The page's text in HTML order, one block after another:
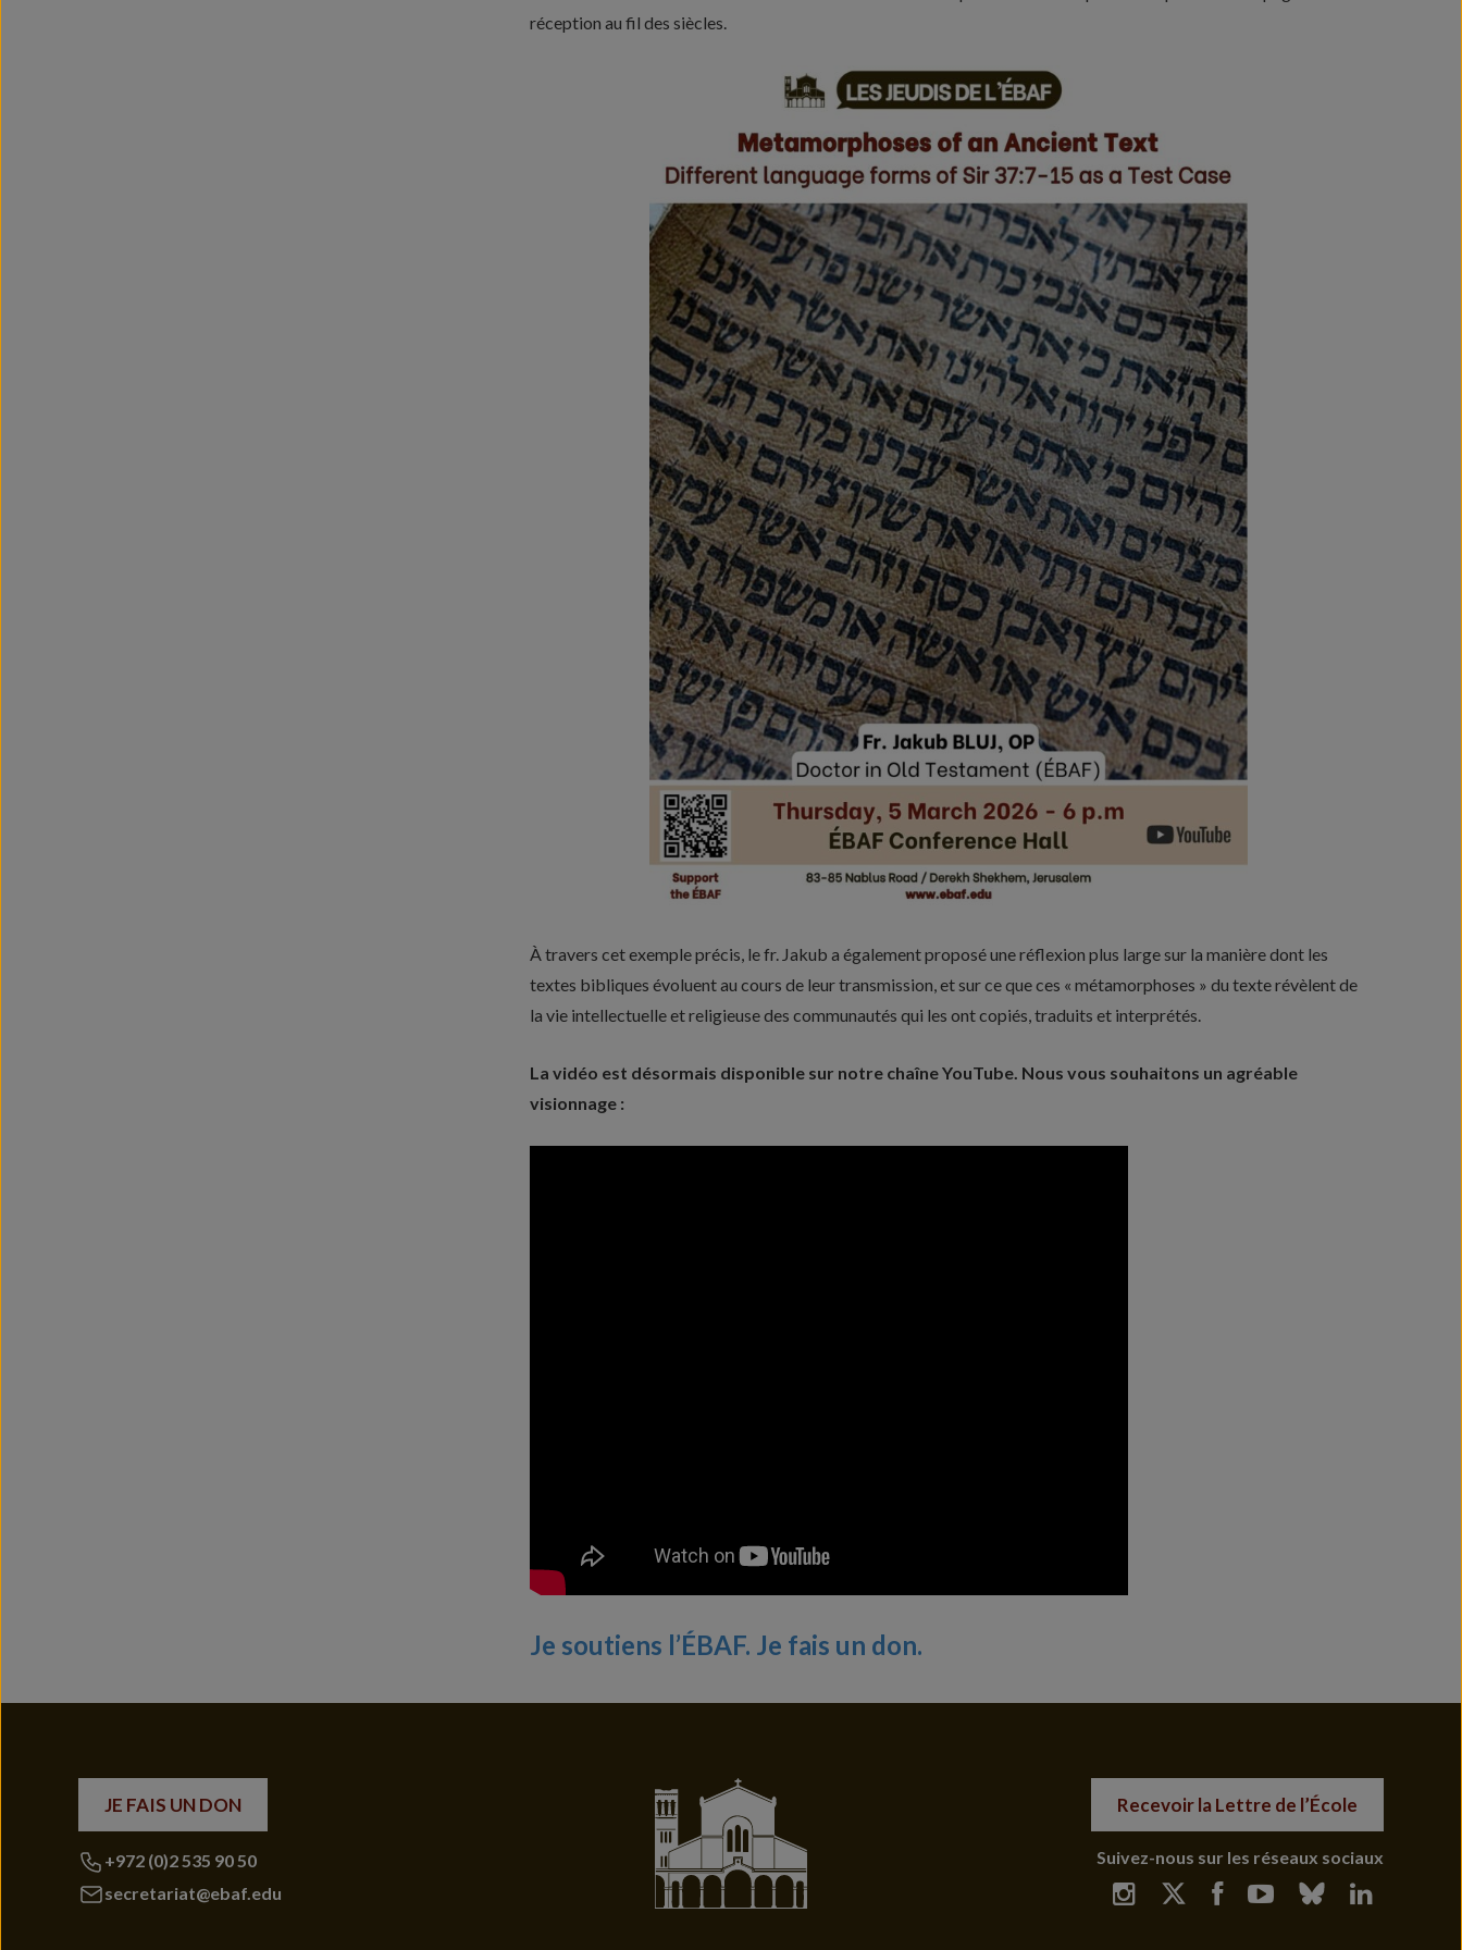
réception au fil des siècles.
À travers cet exemple précis, le fr. Jakub a également proposé une réflexion plus large sur la manière dont les
textes bibliques évoluent au cours de leur transmission, et sur ce que ces « métamorphoses » du texte révèlent de
la vie intellectuelle et religieuse des communautés qui les ont copiés, traduits et interprétés.
La vidéo est désormais disponible sur notre chaîne YouTube. Nous vous souhaitons un agréable
visionnage :
Je soutiens l’ÉBAF. Je fais un don.
JE FAIS UN DON
+972 (0)2 535 90 50
secretariat@ebaf.edu
Recevoir la Lettre de l’École
Suivez-nous sur les réseaux sociaux